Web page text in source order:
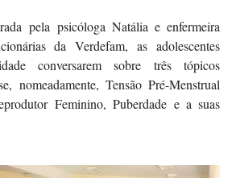
pela psicóloga Natália e enfermeira
da Verdefam, as adolescentes
conversarem sobre três tópicos
nomeadamente, Tensão Pré-Menstrual
Feminino, Puberdade e a suas